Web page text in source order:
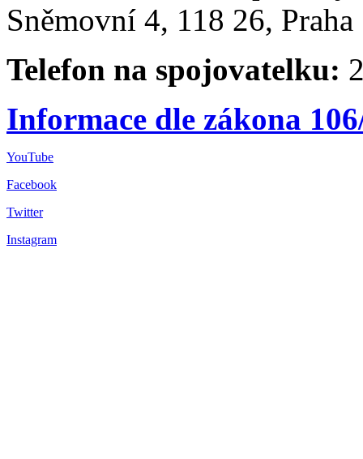
Sněmovní 4, 118 26,
Telefon na spojovatelku:
Informace dle zákona
YouTube
Facebook
Twitter
Instagram